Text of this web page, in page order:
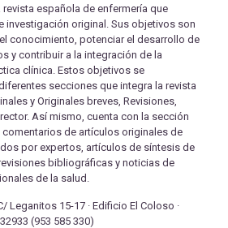
española de enfermería que
investigación original. Sus objetivos son
conocimiento, potenciar el desarrollo de
y contribuir a la integración de la
clínica. Estos objetivos se
secciones que integra la revista
y Originales breves, Revisiones,
Así mismo, cuenta con la sección
de artículos originales de
por expertos, artículos de síntesis de
bibliográficas y noticias de
de la salud.
Leganitos 15-17 · Edificio El Coloso ·
(953 585 330)